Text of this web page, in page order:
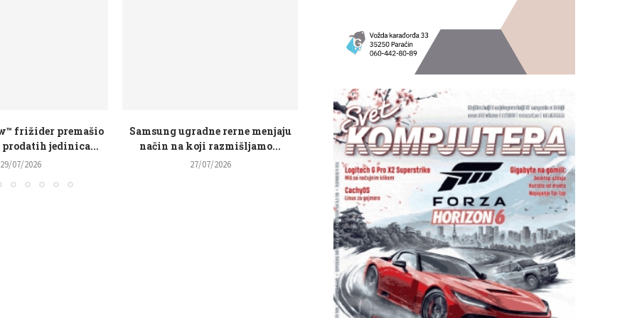
rerne menjaju
razmišljamo...
27/07/2026
Samsung uvodi Galaxy ekosistem
u naočare za svakodnevnu...
23/07/2026
BenQ TK705STi
20/07/2026
Panasonic TV-
20/07/2026